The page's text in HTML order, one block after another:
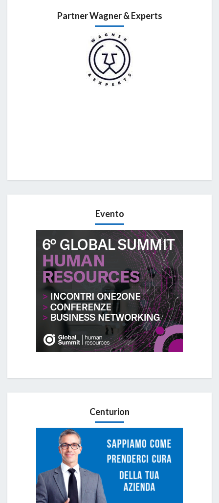
Partner Wagner & Experts
Evento
Centurion